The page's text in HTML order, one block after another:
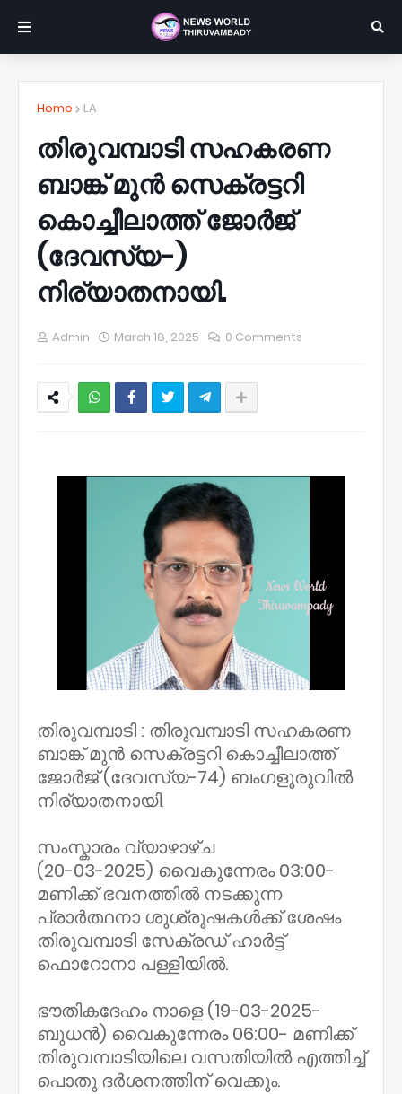
Home LA
തിരുവമ്പാടി സഹകരണ
ബാങ്ക് മുൻ സെക്രട്ടറി
കൊച്ചീലാത്ത് ജോർജ്
(ദേവസ്യ-)
നിര്യാതനായി.
Admin March 18, 2025 0 Comments
തിരുവമ്പാടി : തിരുവമ്പാടി സഹകരണ
ബാങ്ക് മുൻ സെക്രട്ടറി കൊച്ചീലാത്ത്
ജോർജ് (ദേവസ്യ-74) ബംഗളൂരുവിൽ
നിര്യാതനായി.
സംസ്കാരം വ്യാഴാഴ്ച
(20-03-2025) വൈകുന്നേരം 03:00-
മണിക്ക് ഭവനത്തിൽ നടക്കുന്ന
പ്രാർത്ഥനാ ശുശ്രൂഷകൾക്ക് ശേഷം
തിരുവമ്പാടി സേക്രഡ് ഹാർട്ട്
ഫൊറോനാ പള്ളിയിൽ.
ഭൗതികദേഹം നാളെ (19-03-2025-
ബുധൻ) വൈകുന്നേരം 06:00- മണിക്ക്
തിരുവമ്പാടിയിലെ വസതിയിൽ എത്തിച്ച്
പൊതു ദർശനത്തിന് വെക്കും.